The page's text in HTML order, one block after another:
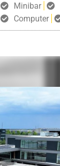
Minibar
Computer